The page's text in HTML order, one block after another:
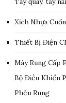
Xích Nhựa
Thiết Bị Điện
Máy Rung Cấp
Bộ Điều Khiển
Phễu Rung